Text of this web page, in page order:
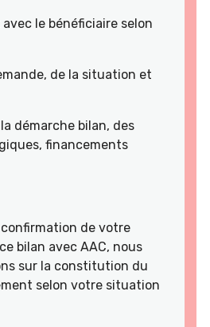
le bénéficiaire selon
de la situation et
démarche bilan, des
financements
de votre
bilan avec AAC, nous
sur la constitution du
selon votre situation